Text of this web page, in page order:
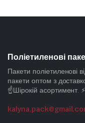
Поліетиленові
Пакети поліетиленові
пакети оптом з
☝️Шірокій асортимент.